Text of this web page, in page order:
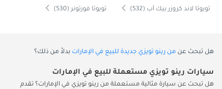
تويوتا لاند كروزر بيك آب (532) تويوتا فورتونر (530)
هل تبحث عن من رينو تويزي جديدة للبيع في الإمارات بدلاً من ذلك؟
سيارات رينو تويزي مستعملة للبيع في الإمارات
هل تبحث عن سيارة مثالية مستعملة من رينو تويزي في الإمارات؟ تقدم